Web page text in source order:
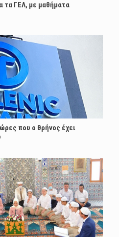
τα ΓΕΛ, με μαθήματα
που ο θρήνος έχει